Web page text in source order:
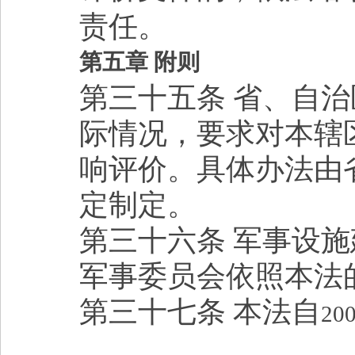
责任。
第五章 附则
第三十五条 省、自
际情况，要求对本
响评价。具体办法
定制定。
第三十六条 军事设
军事委员会依照本法
第三十七条 本法自